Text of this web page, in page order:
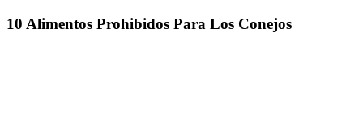
tratamientos
10 Alimentos Prohibidos Para Los Conejos